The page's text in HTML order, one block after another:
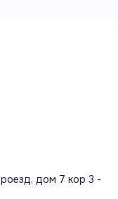
дом 7 кор 3 -